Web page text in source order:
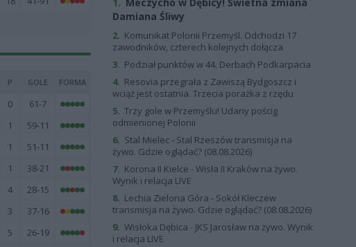
P GOLE FORMA
0 61-7
1 59-11
1 51-11
1 38-21
4 28-15
3 37-16
5 26-19
Damiana Śliwy
2. Komunikat Polonii Przemyśl. Odchodzi 17
zawodników, czterech kolejnych dołącza
3. Podział punktów w 44. Derbach Podkarpacia
4. Resovia przegrała z Zawiszą Bydgoszcz i
wciąż jest ostatnia. Trzecia porażka z rzędu
5. Trzy gole w Przemyślu! Udany pościg
odmienionej Polonii
6. Stal Mielec - Stal Rzeszów transmisja na
żywo. Gdzie oglądać? (08.08.2026)
7. Korona II Kielce - Wisła II Kraków na żywo.
Wynik i relacja LIVE
8. Lechia Zielona Góra - Sokół Kleczew
transmisja na żywo. Gdzie oglądać? (08.08.2026)
9. Wisłoka Dębica - JKS Jarosław na żywo. Wynik
i relacja LIVE